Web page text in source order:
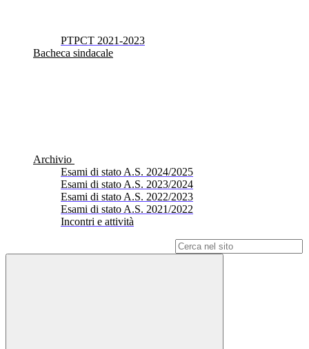
PTPCT 2021-2023
Bacheca sindacale
Archivio
Esami di stato A.S. 2024/2025
Esami di stato A.S. 2023/2024
Esami di stato A.S. 2022/2023
Esami di stato A.S. 2021/2022
Incontri e attività